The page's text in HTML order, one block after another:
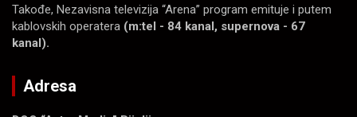
Takođe, Nezavisna televizija “Arena” program emituje i putem
kablovskih operatera (m:tel - 84 kanal, supernova - 67
kanal).
Adresa